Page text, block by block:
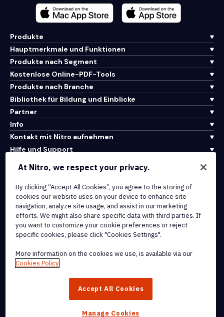
Produkte
Hauptmerkmale und Funktionen
Produkte nach Segment
Kostenlose Online-PDF-Tools
Produkte nach Branche
Bibliothek für Bildung und Einblicke
Partner
Info
Kontakt mit Nitro aufnehmen
Hilfe und Support
Nutzungsbedingungen
Cookie-Richtlinie
Copyright-Richtlinie
Alle Bedingungen und Richtlinien
Marken von Nitro Software, Inc. oder seinen verbundenen
At Nitro, we respect your privacy.
By clicking “Accept All Cookies”, you agree to the storing of
cookies our website uses on your device to enhance site
navigation, analyze site usage, and assist in our marketing
efforts. We might also share specific data with third parties. If
you want to customize your cookie preferences or reject
specific cookies, please click "Cookies Settings".
More information on the cookies we use, is available via our
Cookies Policy
Accept All Cookies
Manage Cookies